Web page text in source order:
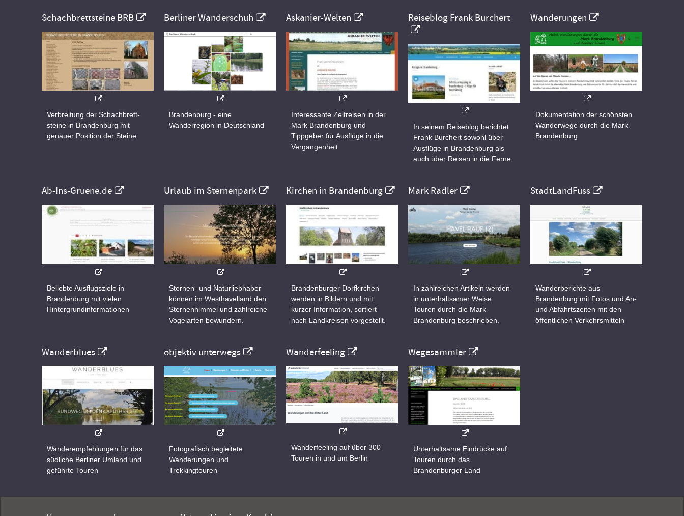
Schachbrettsteine BRB
Verbreitung der Schachbrett-
steine in Brandenburg mit
genauer Position der Steine
Berliner Wanderschuh
Brandenburg - eine
Wanderregion in Deutschland
Askanier-Welten
Interessante Zeitreisen in der
Mark Brandenburg und
Tippgeber für Ausflüge in die
Vergangenheit
Reiseblog Frank Burchert
In seinem Reiseblog berichtet
Frank Burchert sowohl über
Ausflüge in Brandenburg als
auch über Reisen in die Ferne.
Wanderungen
Dokumentation der schönsten
Wanderwege durch die Mark
Brandenburg
Ab-Ins-Gruene.de
Beliebte Ausflugsziele in
Brandenburg mit vielen
Hintergrundinformationen
Urlaub im Sternenpark
Sternen- und Naturliebhaber
können im Westhavelland den
Sternenhimmel und zahlreiche
Vogelarten bewundern.
Kirchen in Brandenburg
Brandenburger Dorfkirchen
werden in Bildern und mit
kurzer Information, sortiert
nach Landkreisen vorgestellt.
Mark Radler
In zahlreichen Artikeln werden
in unterhaltsamer Weise
Touren durch die Mark
Brandenburg beschrieben.
StadtLandFuss
Wanderberichte aus
Brandenburg mit Fotos und An-
und Abfahrtszeiten mit den
öffentlichen Verkehrsmitteln
Wanderblues
Wanderempfehlungen für das
südliche Berliner Umland und
geführte Touren
objektiv unterwegs
Fotografisch begleitete
Wanderungen und
Trekkingtouren
Wanderfeeling
Wanderfeeling auf über 300
Touren in und um Berlin
Wegesammler
Unterhaltsame Eindrücke auf
Touren durch das
Brandenburger Land